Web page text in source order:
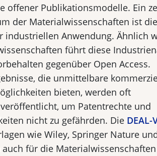
offener Publikationsmodelle. Ein
der Materialwissenschaften ist
industriellen Anwendung. Ähnlich
führt diese
gegenüber Open Access.
die unmittelbare
bieten, werden oft
um Patentrechte und
nicht zu gefährden. Die
wie Wiley, Springer Nature
auch für die